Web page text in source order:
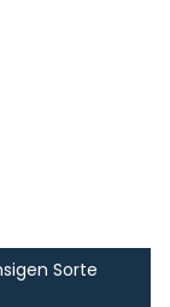
Sorte